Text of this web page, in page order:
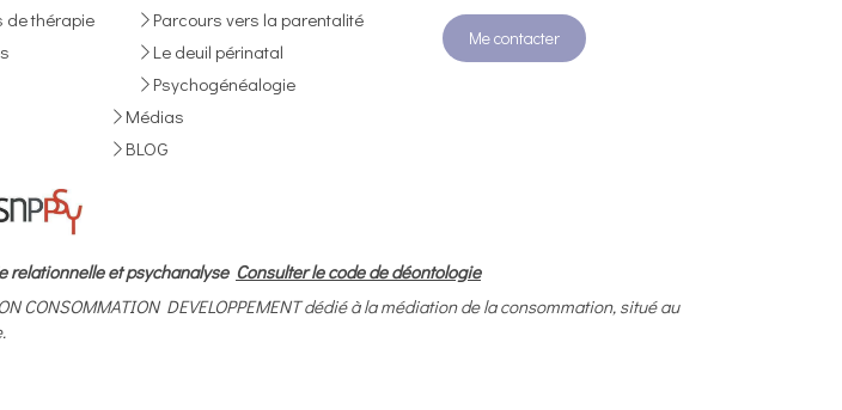
de thérapie
Parcours vers la parentalité
Le deuil périnatal
Psychogénéalogie
Médias
BLOG
Me contacter
relationnelle et psychanalyse Consulter le code de déontologie
CONSOMMATION DEVELOPPEMENT dédié à la médiation de la consommation, situé au